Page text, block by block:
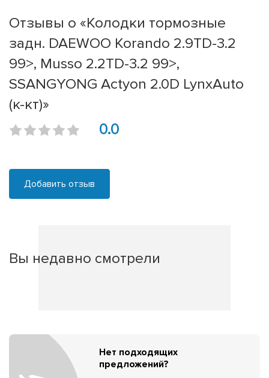
Отзывы о «Колодки тормозные
задн. DAEWOO Korando 2.9TD-3.2
99>, Musso 2.2TD-3.2 99>,
SSANGYONG Actyon 2.0D LynxAuto
(к-кт)»
0.0
Добавить отзыв
Вы недавно смотрели
Нет подходящих
предложений?